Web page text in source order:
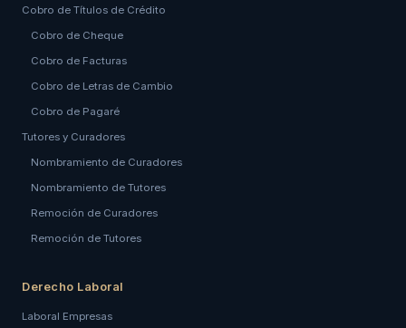
Cobro de Títulos de Crédito
Cobro de Cheque
Cobro de Facturas
Cobro de Letras de Cambio
Cobro de Pagaré
Tutores y Curadores
Nombramiento de Curadores
Nombramiento de Tutores
Remoción de Curadores
Remoción de Tutores
Derecho Laboral
Laboral Empresas